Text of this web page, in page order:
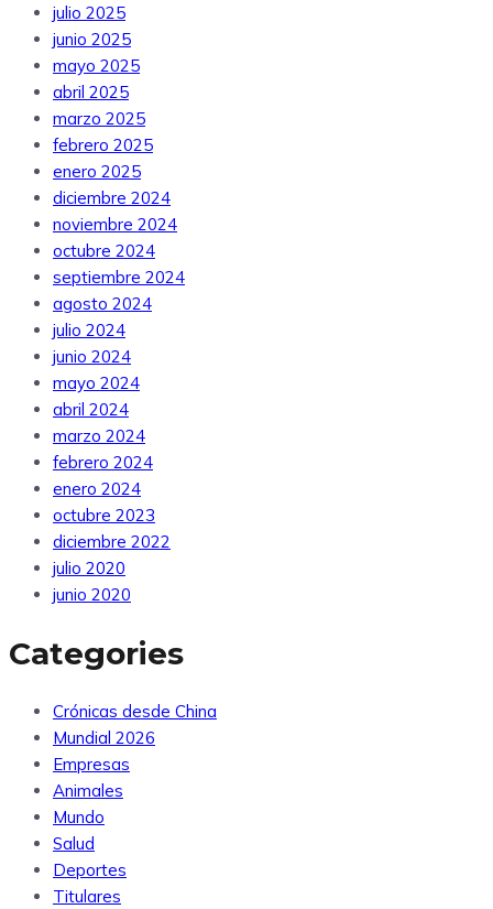
julio 2025
junio 2025
mayo 2025
abril 2025
marzo 2025
febrero 2025
enero 2025
diciembre 2024
noviembre 2024
octubre 2024
septiembre 2024
agosto 2024
julio 2024
junio 2024
mayo 2024
abril 2024
marzo 2024
febrero 2024
enero 2024
octubre 2023
diciembre 2022
julio 2020
junio 2020
Categories
Crónicas desde China
Mundial 2026
Empresas
Animales
Mundo
Salud
Deportes
Titulares